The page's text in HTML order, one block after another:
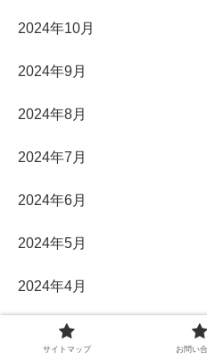
2024年10月
2024年9月
2024年8月
2024年7月
2024年6月
2024年5月
2024年4月
2024年3月
サイトマップ お問い